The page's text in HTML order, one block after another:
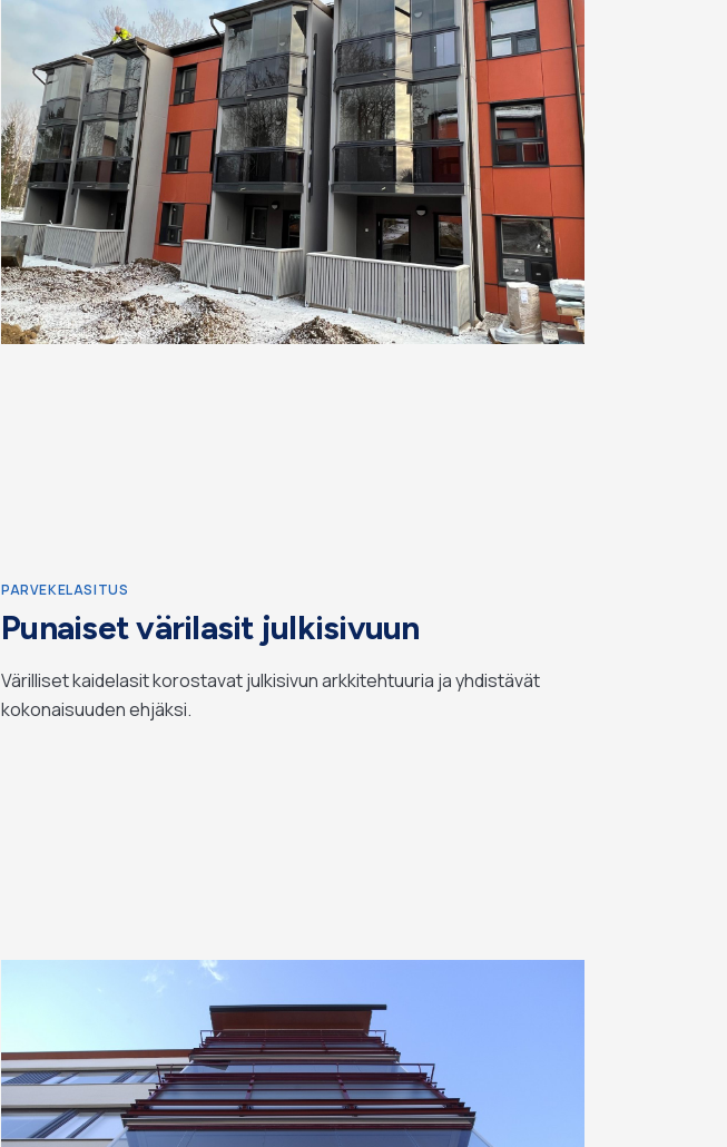
PARVEKELASITUS
Punaiset värilasit julkisivuun
Värilliset kaidelasit korostavat julkisivun arkkitehtuuria ja yhdistävät
kokonaisuuden ehjäksi.